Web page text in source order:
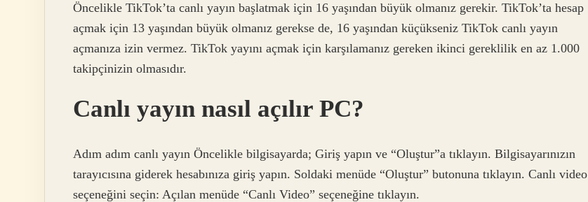
Öncelikle TikTok’ta canlı yayın başlatmak için 16 yaşından büyük olmanız gerekir. TikTok’ta hesap
açmak için 13 yaşından büyük olmanız gerekse de, 16 yaşından küçükseniz TikTok canlı yayın
açmanıza izin vermez. TikTok yayını açmak için karşılamanız gereken ikinci gereklilik en az 1.000
takipçinizin olmasıdır.
Canlı yayın nasıl açılır PC?
Adım adım canlı yayın Öncelikle bilgisayarda; Giriş yapın ve “Oluştur”a tıklayın. Bilgisayarınızın
tarayıcısına giderek hesabınıza giriş yapın. Soldaki menüde “Oluştur” butonuna tıklayın. Canlı video
seçeneğini seçin: Açılan menüde “Canlı Video” seçeneğine tıklayın.